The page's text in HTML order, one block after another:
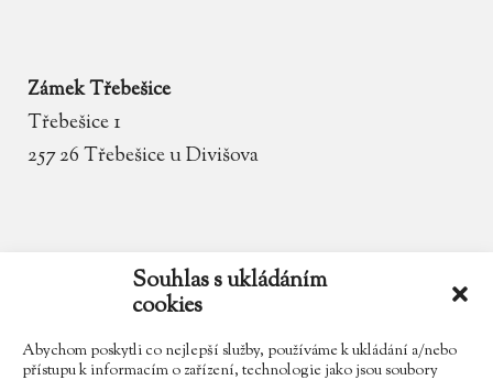
Souhlas s ukládáním
cookies
Abychom poskytli co nejlepší služby, používáme k ukládání a/nebo
přístupu k informacím o zařízení, technologie jako jsou soubory
Zámek Třebešice
Třebešice 1
257 26 Třebešice u Divišova
zamek.trebesice@volny.cz
602 354 467